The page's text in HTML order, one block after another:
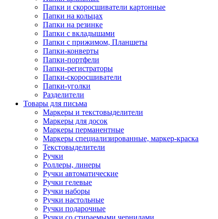
Папки и скоросшиватели картонные
Папки на кольцах
Папки на резинке
Папки с вкладышами
Папки с прижимом, Планшеты
Папки-конверты
Папки-портфели
Папки-регистраторы
Папки-скоросшиватели
Папки-уголки
Разделители
Товары для письма
Маркеры и текстовыделители
Маркеры для досок
Маркеры перманентные
Маркеры специализированные, маркер-краска
Текстовыделители
Ручки
Роллеры, линеры
Ручки автоматические
Ручки гелевые
Ручки наборы
Ручки настольные
Ручки подарочные
Ручки со стираемыми чернилами